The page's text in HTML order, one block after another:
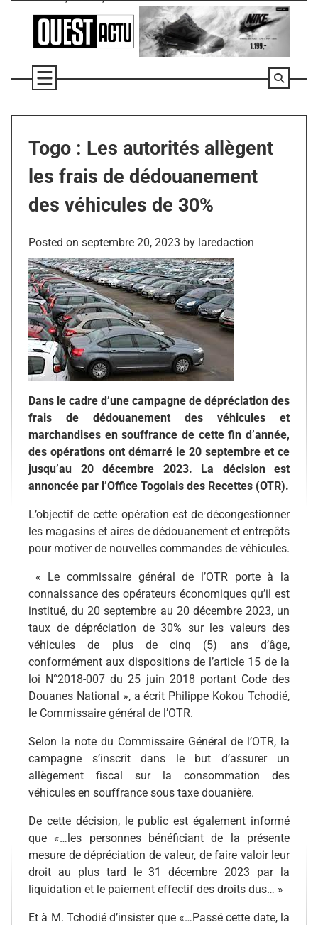
Togo : Les autorités allègent
les frais de dédouanement
des véhicules de 30%
Posted on septembre 20, 2023 by laredaction
Dans le cadre d’une campagne de dépréciation des
frais de dédouanement des véhicules et
marchandises en souffrance de cette fin d’année,
des opérations ont démarré le 20 septembre et ce
jusqu’au 20 décembre 2023. La décision est
annoncée par l’Office Togolais des Recettes (OTR).
L’objectif de cette opération est de décongestionner
les magasins et aires de dédouanement et entrepôts
pour motiver de nouvelles commandes de véhicules.
« Le commissaire général de l’OTR porte à la
connaissance des opérateurs économiques qu’il est
institué, du 20 septembre au 20 décembre 2023, un
taux de dépréciation de 30% sur les valeurs des
véhicules de plus de cinq (5) ans d’âge,
conformément aux dispositions de l’article 15 de la
loi N°2018-007 du 25 juin 2018 portant Code des
Douanes National », a écrit Philippe Kokou Tchodié,
le Commissaire général de l’OTR.
Selon la note du Commissaire Général de l’OTR, la
campagne s’inscrit dans le but d’assurer un
allègement fiscal sur la consommation des
véhicules en souffrance sous taxe douanière.
De cette décision, le public est également informé
que «…les personnes bénéficiant de la présente
mesure de dépréciation de valeur, de faire valoir leur
droit au plus tard le 31 décembre 2023 par la
liquidation et le paiement effectif des droits dus… »
Et à M. Tchodié d’insister que «…Passé cette date, la